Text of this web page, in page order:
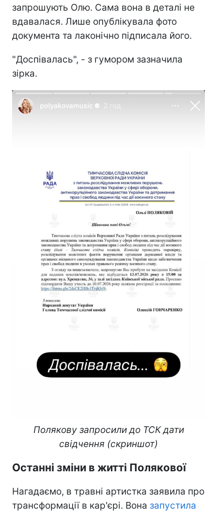
запрошують Олю. Сама вона в деталі не
вдавалася. Лише опублікувала фото
документа та лаконічно підписала його.
"Доспівалась", - з гумором зазначила
зірка.
Полякову запросили до ТСК дати
свідчення (скриншот)
Останні зміни в житті Полякової
Нагадаємо, в травні артистка заявила про
трансформації в кар'єрі. Вона запустила